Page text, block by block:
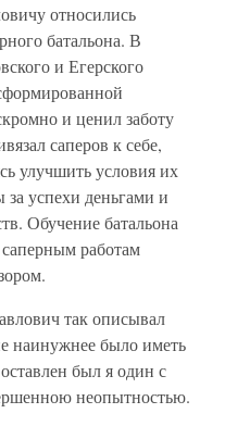
относились
батальона. В
и Егерского
и ценил заботу
саперов к себе,
улучшить условия их
успехи деньгами и
Обучение батальона
саперным работам
так описывал
наинужнее было иметь
был я один с
неопытностью.